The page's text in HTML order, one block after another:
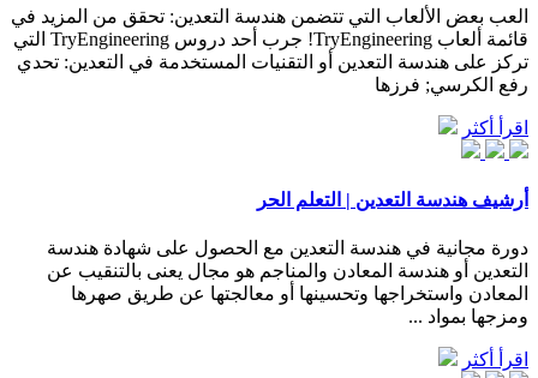
العب بعض الألعاب التي تتضمن هندسة التعدين: تحقق من المزيد في
قائمة ألعاب TryEngineering! جرب أحد دروس TryEngineering التي
تركز على هندسة التعدين أو التقنيات المستخدمة في التعدين: تحدي
رفع الكرسي; فرزها
اقرأ أكثر
أرشيف هندسة التعدين | التعلم الحر
دورة مجانية في هندسة التعدين مع الحصول على شهادة هندسة
التعدين أو هندسة المعادن والمناجم هو مجال يعنى بالتنقيب عن
المعادن واستخراجها وتحسينها أو معالجتها عن طريق صهرها
ومزجها بمواد ...
اقرأ أكثر